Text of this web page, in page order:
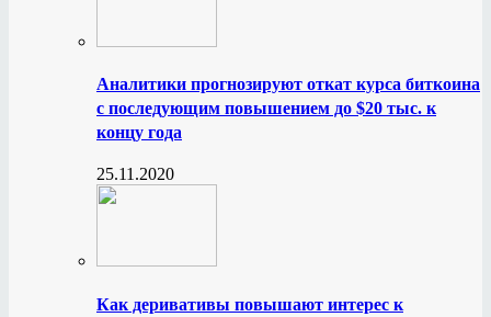
Аналитики прогнозируют откат курса биткоина
с последующим повышением до $20 тыс. к
концу года
25.11.2020
Как деривативы повышают интерес к